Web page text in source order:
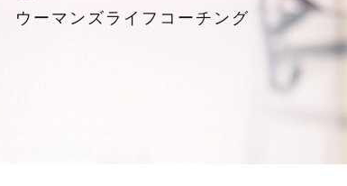
ウーマンズライフコーチング